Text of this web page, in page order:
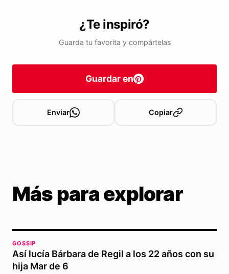
¿Te inspiró?
Guarda tu favorita y compártelas
Guardar en
Enviar Copiar
Más para explorar
GOSSIP
Así lucía Bárbara de Regil a los 22 años con su
hija Mar de 6